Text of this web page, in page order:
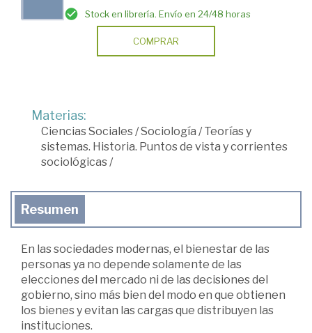
Stock en librería. Envío en 24/48 horas
COMPRAR
Materias:
Ciencias Sociales/Sociología /Teorías y
sistemas. Historia. Puntos de vista y corrientes
sociológicas/
Resumen
En las sociedades modernas, el bienestar de las
personas ya no depende solamente de las
elecciones del mercado ni de las decisiones del
gobierno, sino más bien del modo en que obtienen
los bienes y evitan las cargas que distribuyen las
instituciones.